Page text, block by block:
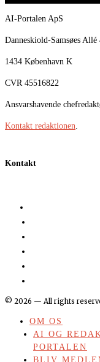
AI-Portalen ApS
Danneskiold-Samsøes Allé
1434 København K
CVR 45516822
Ansvarshavende
Kontakt redaktionen.
Kontakt
© 2026 — All rights
OM OS
AI OG
PORTALEN
BLIV